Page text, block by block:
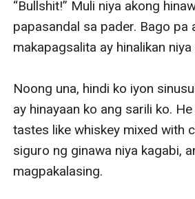
“Bullshit!” Muli niya akong
papasandal sa pader. Bago pa
makapagsalita ay hinalikan
Noong una, hindi ko iyon
ay hinayaan ko ang sarili ko.
tastes like whiskey mixed with
siguro ng ginawa niya kagabi,
magpakalasing.